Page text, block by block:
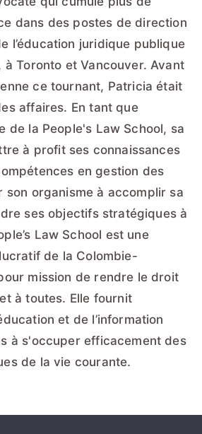
dans des postes de direction
l’éducation juridique publique
Toronto et Vancouver. Avant
ce tournant, Patricia était
affaires. En tant que
de la People's Law School, sa
à profit ses connaissances
en gestion des
son organisme à accomplir sa
ses objectifs stratégiques à
Law School est une
de la Colombie-
mission de rendre le droit
à toutes. Elle fournit
et de l’information
à s'occuper efficacement des
de la vie courante.